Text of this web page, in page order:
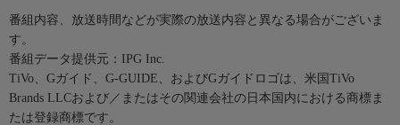
番組内容、放送時間などが実際の放送内容と異なる場合がございま
す。
番組データ提供元：IPG Inc.
TiVo、Gガイド、G-GUIDE、およびGガイドロゴは、米国TiVo
Brands LLCおよび／またはその関連会社の日本国内における商標ま
たは登録商標です。